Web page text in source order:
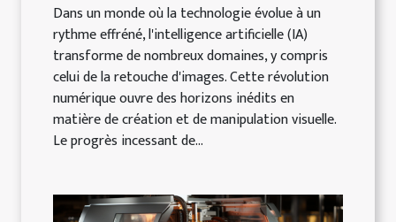
Dans un monde où la technologie évolue à un
rythme effréné, l'intelligence artificielle (IA)
transforme de nombreux domaines, y compris
celui de la retouche d'images. Cette révolution
numérique ouvre des horizons inédits en
matière de création et de manipulation visuelle.
Le progrès incessant de...